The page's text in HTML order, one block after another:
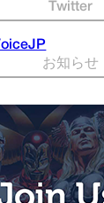
Twitter
お知らせ